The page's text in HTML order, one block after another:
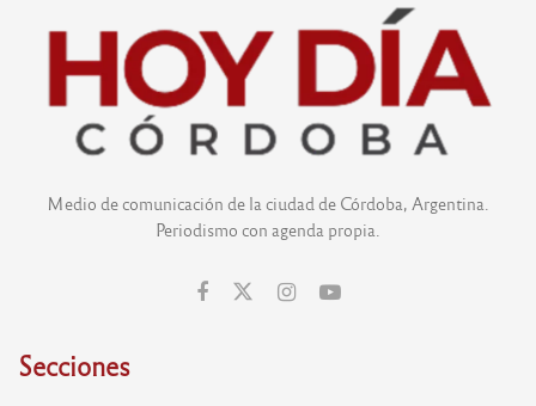
Medio de comunicación de la ciudad de Córdoba, Argentina.
Periodismo con agenda propia.
Secciones